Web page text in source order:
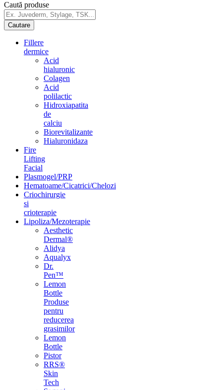
Caută produse
Fillere
dermice
Acid
hialuronic
Colagen
Acid
polilactic
Hidroxiapatita
de
calciu
Biorevitalizante
Hialuronidaza
Fire
Lifting
Facial
Plasmogel/PRP
Hematoame/Cicatrici/Chelozi
Criochirurgie
si
crioterapie
Lipoliza/Mezoterapie
Aesthetic
Dermal®
Alidya
Aqualyx
Dr.
Pen™
Lemon
Bottle
Produse
pentru
reducerea
grasimilor
Lemon
Bottle
Pistor
RRS®
Skin
Tech